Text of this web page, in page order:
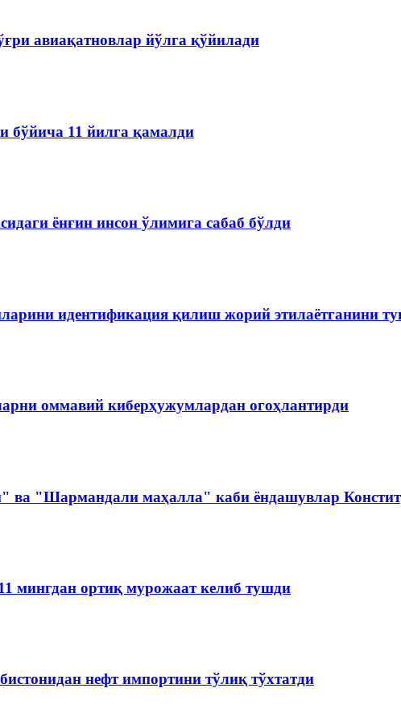
авиақатновлар йўлга қўйилади
бўйича 11 йилга қамалди
ёнғин инсон ўлимига сабаб бўлди
идентификация қилиш жорий этилаётганини
оммавий киберҳужумлардан огоҳлантирди
ва "Шармандали маҳалла" каби ёндашувлар
мингдан ортиқ мурожаат келиб тушди
нефт импортини тўлиқ тўхтатди